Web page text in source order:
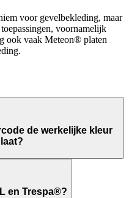
voor gevelbekleding, maar
voornamelijk
ook vaak Meteon® platen
de werkelijke kleur
en Trespa®?